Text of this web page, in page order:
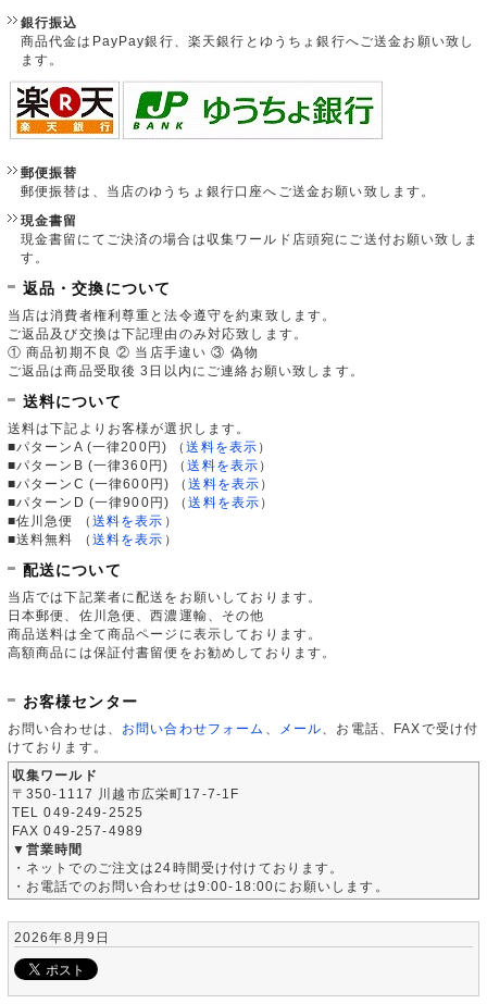
銀行振込
商品代金はPayPay銀行、楽天銀行とゆうちょ銀行へご送金お願い致し
ます。
郵便振替
郵便振替は、当店のゆうちょ銀行口座へご送金お願い致します。
現金書留
現金書留にてご決済の場合は収集ワールド店頭宛にご送付お願い致しま
す。
返品・交換について
当店は消費者権利尊重と法令遵守を約束致します。
ご返品及び交換は下記理由のみ対応致します。
① 商品初期不良 ② 当店手違い ③ 偽物
ご返品は商品受取後 3日以内にご連絡お願い致します。
送料について
送料は下記よりお客様が選択します。
■パターンA (一律200円)
（送料を表示 ）
■パターンB (一律360円)
（送料を表示 ）
■パターンC (一律600円)
（送料を表示 ）
■パターンD (一律900円)
（送料を表示 ）
■佐川急便
（ 送料を表示 ）
■送料無料
（ 送料を表示 ）
配送について
当店では下記業者に配送をお願いしております。
日本郵便、佐川急便、西濃運輸、その他
商品送料は全て商品ページに表示しております。
高額商品には保証付書留便をお勧めしております。
お客様センター
お問い合わせは、 お問い合わせフォーム メール 、お電話、FAXで受け付
けております。
収集ワールド
〒350-1117 川越市広栄町17-7-1F
TEL 049-249-2525
FAX 049-257-4989
▼営業時間
・ネットでのご注文は24時間受け付けております。
・お電話でのお問い合わせは9:00-18:00にお願いします。
2026年8月9日